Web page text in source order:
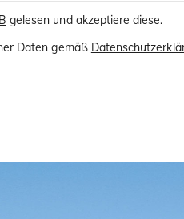
gelesen und akzeptiere diese.
Daten gemäß